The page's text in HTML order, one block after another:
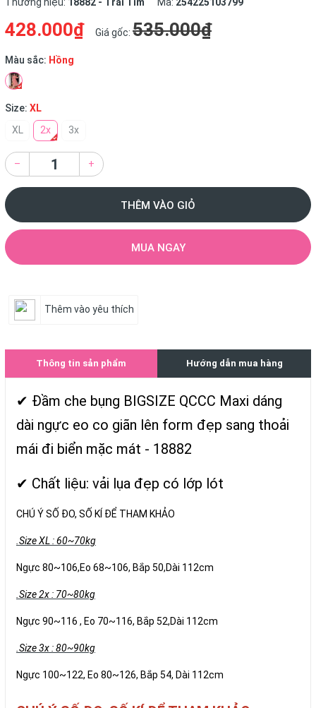
428.000₫ Giá gốc: 535.000₫
Màu sắc: Hồng
Size: XL
XL
2x 3x
– +
THÊM VÀO GIỎ
MUA NGAY
Thêm vào yêu thích
Thông tin sản phẩm Hướng dẫn mua hàng
✔ Đầm che bụng BIGSIZE QCCC Maxi dáng
dài ngực eo co giãn lên form đẹp sang thoải
mái đi biển mặc mát - 18882
✔ Chất liệu: vải lụa đẹp có lớp lót
CHÚ Ý SỐ ĐO, SỐ KÍ ĐỂ THAM KHẢO
.Size XL : 60~70kg
Ngực 80~106,Eo 68~106, Bắp 50,Dài 112cm
.Size 2x : 70~80kg
Ngực 90~116 , Eo 70~116, Bắp 52,Dài 112cm
.Size 3x : 80~90kg
Ngực 100~122, Eo 80~126, Bắp 54, Dài 112cm